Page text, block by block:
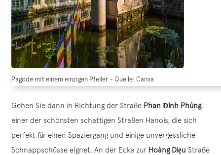
Pagode mit einem einzigen Pfeiler – Quelle: Canva
Gehen Sie dann in Richtung der Straße Phan Đình Phùng,
einer der schönsten schattigen Straßen Hanois, die sich
perfekt für einen Spaziergang und einige unvergessliche
Schnappschüsse eignet. An der Ecke zur Hoàng Diệu Straße